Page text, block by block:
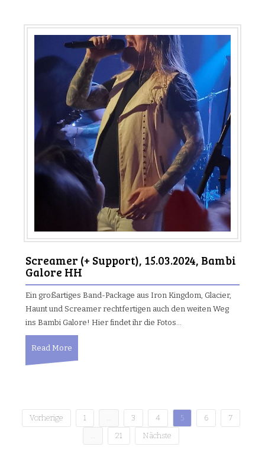
Screamer (+ Support), 15.03.2024, Bambi
Galore HH
Ein großartiges Band-Package aus Iron Kingdom, Glacier,
Haunt und Screamer rechtfertigen auch den weiten Weg
ins Bambi Galore! Hier findet ihr die Fotos…
Read More
B
Vorherige 1 … 3 4 5 6
7
…
21 Nächste